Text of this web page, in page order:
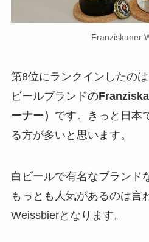
Franziskaner
第8位にランクインしたの
ビールブランドの
ーナー） です。きっと日本
る方が多いと思います。
白ビールで有名なブランド
もっとも人気があるのは言
Weissbierとなります。